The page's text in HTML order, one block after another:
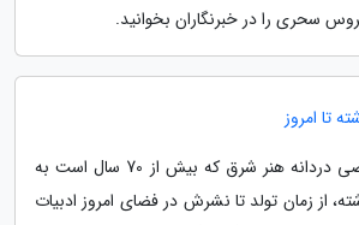
سحری را در خبرنگاران بخوانید.
تا امروز
هایکو یا به عقیده بعضی دردانه هنر شرق که بیش از 70 سال است به
از زمان تولد تا نشرش در فضای امروز ادبیات